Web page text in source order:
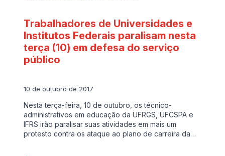
Trabalhadores de Universidades e
Institutos Federais paralisam nesta
terça (10) em defesa do serviço
público
10 de outubro de 2017
Nesta terça-feira, 10 de outubro, os técnico-
administrativos em educação da UFRGS, UFCSPA e
IFRS irão paralisar suas atividades em mais um
protesto contra os ataque ao plano de carreira da…